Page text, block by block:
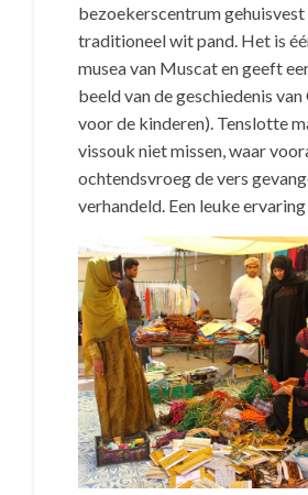
bezoekerscentrum gehuisvest
traditioneel wit pand. Het is
musea van Muscat en geeft
beeld van de geschiedenis
voor de kinderen). Tenslotte
vissouk niet missen, waar
ochtendsvroeg de vers
verhandeld. Een leuke